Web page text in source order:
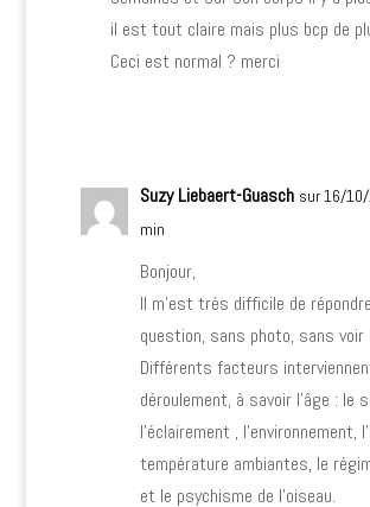
il est tout claire mais plus bcp de
Ceci est normal ? merci
Suzy Liebaert-Guasch sur 16/
min
Bonjour,
Il m’est très difficile de
question, sans photo, sans voir
Différents facteurs
déroulement, à savoir l’âge : le
l’éclairement , l’environnement,
température ambiantes, le
et le psychisme de l’oiseau.